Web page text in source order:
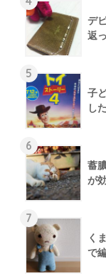
デ
返
5
子
し
6
蓄
が
7
く
で